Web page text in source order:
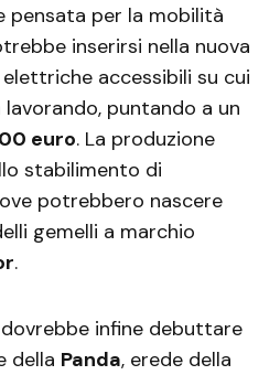
per la mobilità
inserirsi nella nuova
accessibili su cui
lavorando, puntando a un
euro. La produzione
stabilimento di
potrebbero nascere
gemelli a marchio
.
infine debuttare
della Panda, erede della